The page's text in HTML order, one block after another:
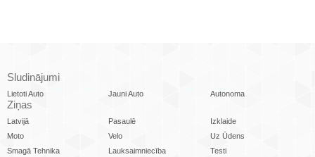
Sludinājumi
Lietoti Auto Jauni Auto Autonoma
Ziņas
Latvijā Pasaulē
Izklaide
Moto
Velo
Uz Ūdens
Smagā Tehnika
Lauksaimniecība
Testi